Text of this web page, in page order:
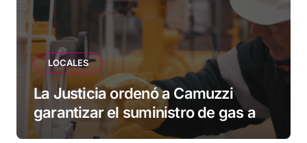
LOCALES
La Justicia ordenó a Camuzzi
garantizar el suministro de gas a
una familia de Tolhuin